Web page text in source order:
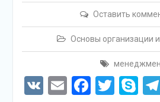
Оставить
Основы организации
VKEmail